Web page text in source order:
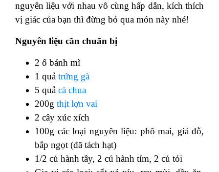
nguyên liệu với nhau vô cùng hấp dẫn, kích thích
vị giác của bạn thì đừng bỏ qua món này nhé!
Nguyên liệu cần chuẩn bị
2 ổ bánh mì
1 quả trứng gà
5 quả cà chua
200g thịt lợn vai
2 cây xúc xích
100g các loại nguyên liệu: phô mai, giá đỗ,
bắp ngọt (đã tách hạt)
1/2 củ hành tây, 2 củ hành tím, 2 củ tỏi